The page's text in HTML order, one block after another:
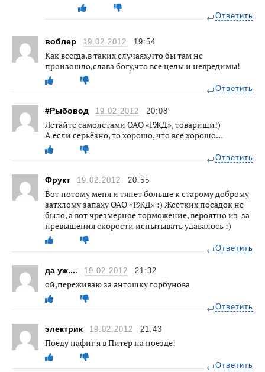
Ответить
воблер 19.02.2012 19:54
Как всегда,в таких случаях,что бы там не
произошло,слава богу,что все целы и невредимы!
Ответить
#Рыбовод 19.02.2012 20:08
Летайте самолётами ОАО «РЖД», товарищи!)
А если серьёзно, то хорошо, что все хорошо…
Ответить
Фрукт 19.02.2012 20:55
Вот потому меня и тянет больше к старому доброму
затхлому запаху ОАО «РЖД» :) Жестких посадок не
было, а вот чрезмерное торможение, вероятно из-за
превышения скорости испытывать удавалось :)
Ответить
да уж.... 19.02.2012 21:32
ой,переживаю за антошку горбунова
Ответить
электрик 19.02.2012 21:43
Поеду нафиг я в Питер на поезде!
Ответить